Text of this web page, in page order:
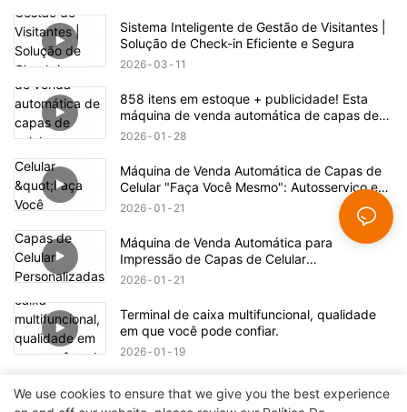
Sistema Inteligente de Gestão de Visitantes |
Solução de Check-in Eficiente e Segura
2026 03 11
858 itens em estoque + publicidade! Esta
máquina de venda automática de capas de
celular esconde uma enorme oportunidade de
2026 01 28
Máquina de Venda Automática de Capas de
Celular "Faça Você Mesmo": Autosserviço e
Fabricação com Um Clique
2026 01 21
Máquina de Venda Automática para
Impressão de Capas de Celular
Personalizadas: Desvendando Novas
2026 01 21
Terminal de caixa multifuncional, qualidade
em que você pode confiar.
2026 01 19
We use cookies to ensure that we give you the best experience